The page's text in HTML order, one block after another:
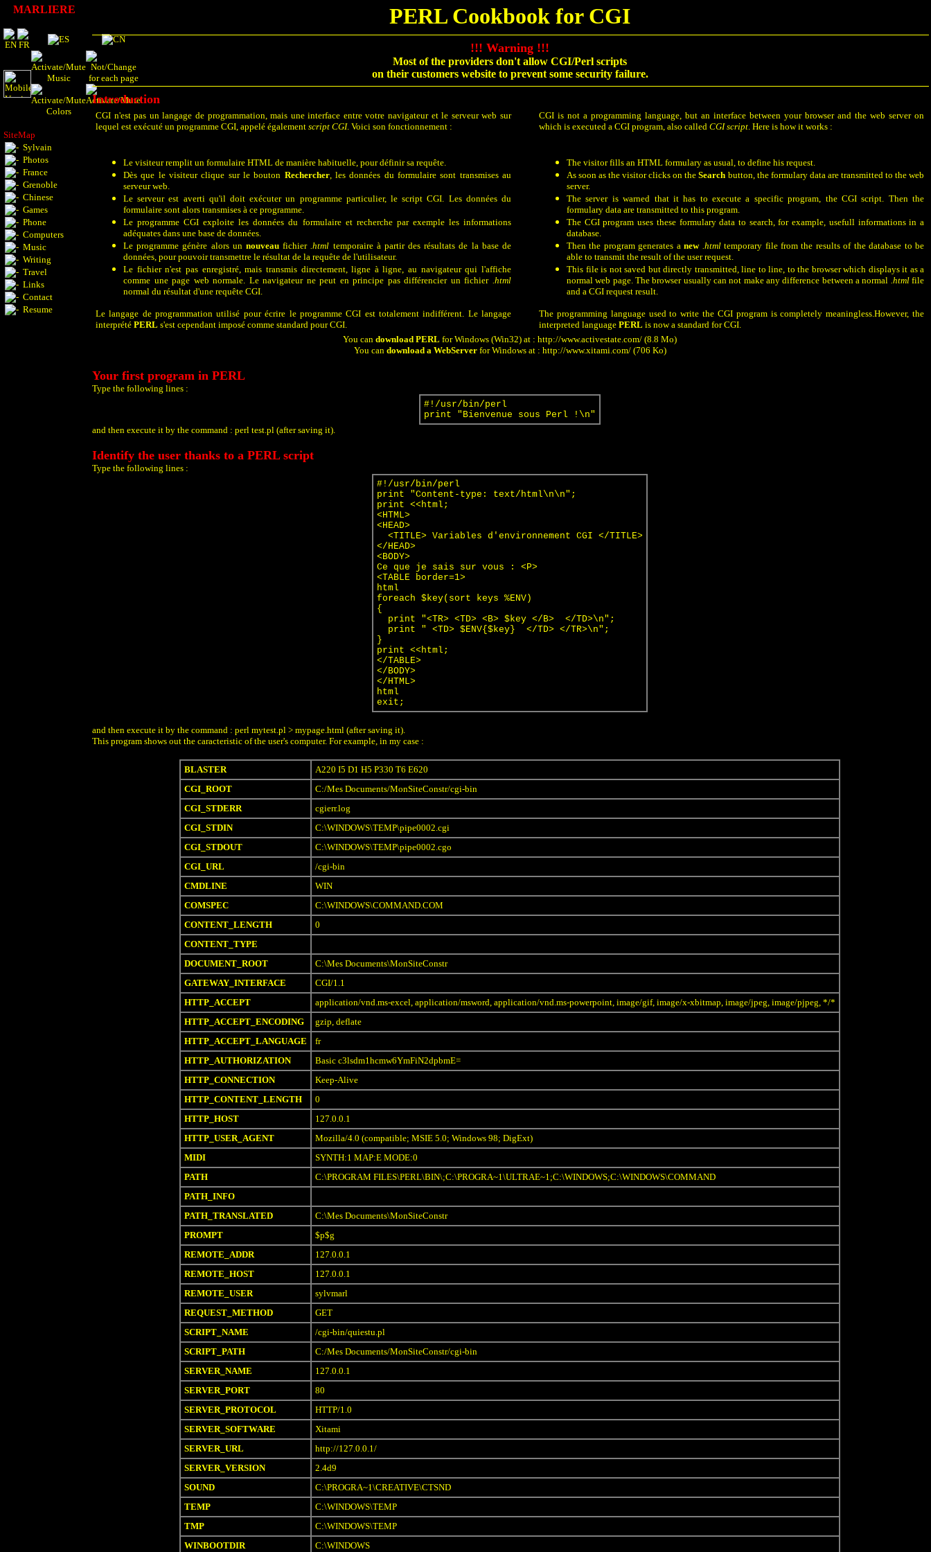
MARLIERE
SiteMap
Sylvain
Photos
France
Grenoble
Chinese
Games
Phone
Computers
Music
Writing
Travel
Links
Contact
Resume
PERL Cookbook for CGI
!!! Warning !!!
Most of the providers don't allow CGI/Perl scripts
on their customers website to prevent some security failure.
Introduction
CGI n'est pas un langage de programmation, mais une interface entre votre navigateur et le serveur web sur
lequel est exécuté un programme CGI, appelé également script CGI. Voici son fonctionnement :
Le visiteur remplit un formulaire HTML de manière habituelle, pour définir sa requête.
Dès que le visiteur clique sur le bouton Rechercher, les données du formulaire sont transmises au
serveur web.
Le serveur est averti qu'il doit exécuter un programme particulier, le script CGI. Les données du
formulaire sont alors transmises à ce programme.
Le programme CGI exploite les données du formulaire et recherche par exemple les informations
adéquates dans une base de données.
Le programme génère alors un nouveaufichier.html temporaire à partir des résultats de la base de
données, pour pouvoir transmettre le résultat de la requête de l'utilisateur.
Le fichier n'est pas enregistré, mais transmis directement, ligne à ligne, au navigateur qui l'affiche
comme unepage web normale. Le navigateur ne peut en principe pas différencier un fichier.html
normal du résultat d'une requête CGI.
Le langage de programmation utilisé pour écrire le programme CGI est totalement indifférent. Le langage
interprété PERL s'est cependant imposé comme standard pour CGI.
CGI is not a programming language, but an interface between your browser and the web server on
which is executed a CGI program, also called CGI script. Here is how it works :
The visitor fills an HTML formulary as usual, to define his request.
As soon as the visitor clicks on theSearch button, the formulary data are transmitted to the web
server.
The server is warned that it has to execute a specific program, the CGI script. Then the
formulary data are transmitted to this program.
The CGI program uses these formulary data to search, for example, usefull informations in a
database.
Then the program generates anew .htmltemporary file from the results of the database to be
able to transmit the result of the user request.
This file is not saved but directly transmitted, line to line, to the browser which displays it as a
normal web page. The browser usually can not make any difference between a normal .htmlfile
and a CGI request result.
The programming language used to write the CGI program is completely meaningless.However, the
interpreted language PERL is now a standard for CGI.
You can download PERL for Windows (Win32) at : http://www.activestate.com/ (8.8 Mo)
You can download a WebServerfor Windows at : http://www.xitami.com/(706 Ko)
Your first program in PERL
Type the following lines :
#!/usr/bin/perl
print "Bienvenue sous Perl !\n"
and then execute it by the command : perl test.pl (after saving it).
Identify the user thanks to a PERL script
Type the following lines :
#!/usr/bin/perl
print "Content-type: text/html\n\n";
print <<html;
<HTML>
<HEAD>
<TITLE> Variables d'environnement CGI </TITLE>
</HEAD>
<BODY>
Ce que je sais sur vous : <P>
<TABLE border=1>
html
foreach $key(sort keys %ENV)
{
print "<TR> <TD> <B> $key </B> </TD>\n";
print " <TD> $ENV{$key} </TD> </TR>\n";
}
print <<html;
</TABLE>
</BODY>
</HTML>
html
exit;
and then execute it by the command : perl mytest.pl > mypage.html (after saving it).
This program shows out the caracteristic of the user's computer. For example, in my case :
BLASTER
A220 I5 D1 H5 P330 T6 E620
CGI_ROOT
C:/Mes Documents/MonSiteConstr/cgi-bin
CGI_STDERR
cgierr.log
CGI_STDIN
C:\WINDOWS\TEMP\pipe0002.cgi
CGI_STDOUT
C:\WINDOWS\TEMP\pipe0002.cgo
CGI_URL
/cgi-bin
CMDLINE
WIN
COMSPEC
C:\WINDOWS\COMMAND.COM
CONTENT_LENGTH
0
CONTENT_TYPE
DOCUMENT_ROOT
C:\Mes Documents\MonSiteConstr
GATEWAY_INTERFACE
CGI/1.1
HTTP_ACCEPT
application/vnd.ms-excel, application/msword, application/vnd.ms-powerpoint, image/gif, image/x-xbitmap, image/jpeg, image/pjpeg, */*
HTTP_ACCEPT_ENCODING
gzip, deflate
HTTP_ACCEPT_LANGUAGE
fr
HTTP_AUTHORIZATION
Basic c3lsdm1hcmw6YmFiN2dpbmE=
HTTP_CONNECTION
Keep-Alive
HTTP_CONTENT_LENGTH
0
HTTP_HOST
127.0.0.1
HTTP_USER_AGENT
Mozilla/4.0 (compatible; MSIE 5.0; Windows 98; DigExt)
MIDI
SYNTH:1 MAP:E MODE:0
PATH
C:\PROGRAM FILES\PERL\BIN\;C:\PROGRA~1\ULTRAE~1;C:\WINDOWS;C:\WINDOWS\COMMAND
PATH_INFO
PATH_TRANSLATED
C:\Mes Documents\MonSiteConstr
PROMPT
$p$g
REMOTE_ADDR
127.0.0.1
REMOTE_HOST
127.0.0.1
REMOTE_USER
sylvmarl
REQUEST_METHOD
GET
SCRIPT_NAME
/cgi-bin/quiestu.pl
SCRIPT_PATH
C:/Mes Documents/MonSiteConstr/cgi-bin
SERVER_NAME
127.0.0.1
SERVER_PORT
80
SERVER_PROTOCOL
HTTP/1.0
SERVER_SOFTWARE
Xitami
SERVER_URL
http://127.0.0.1/
SERVER_VERSION
2.4d9
SOUND
C:\PROGRA~1\CREATIVE\CTSND
TEMP
C:\WINDOWS\TEMP
TMP
C:\WINDOWS\TEMP
WINBOOTDIR
C:\WINDOWS